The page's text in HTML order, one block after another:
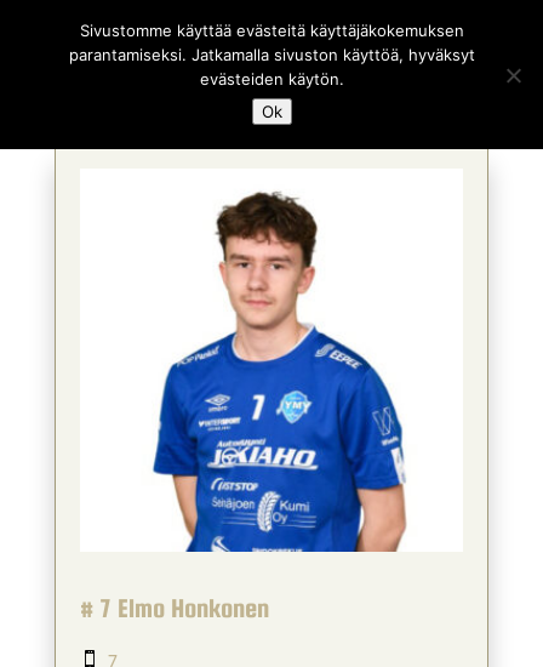
# 7 Elmo Honkonen
 7
Sivustomme käyttää evästeitä käyttäjäkokemuksen
parantamiseksi. Jatkamalla sivuston käyttöä, hyväksyt
evästeiden käytön.
Ok